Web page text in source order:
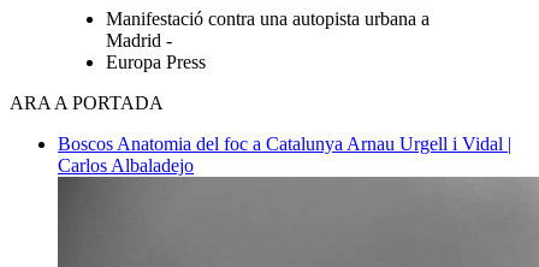
Manifestació contra una autopista urbana a
Madrid -
Europa Press
ARA A PORTADA
Boscos Anatomia del foc a Catalunya Arnau Urgell i Vidal |
Carlos Albaladejo